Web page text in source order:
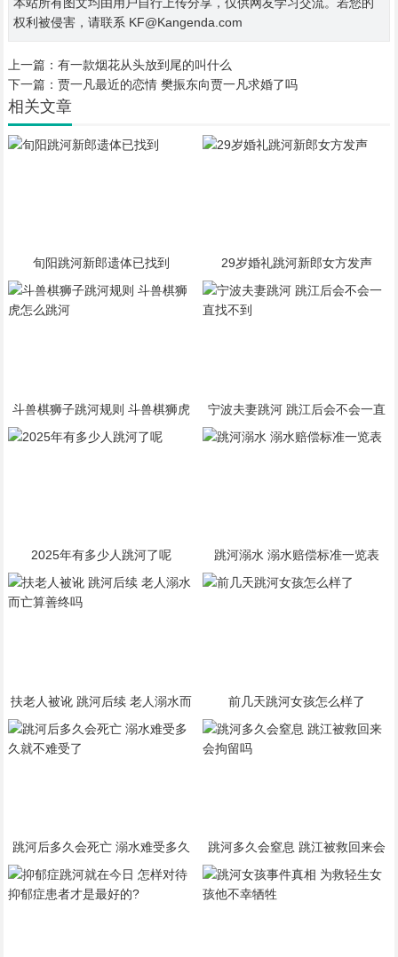
权利被侵害，请联系 KF@Kangenda.com
上一篇： 有一款烟花从头放到尾的叫什么
下一篇： 贾一凡最近的恋情 樊振东向贾一凡求婚了吗
相关文章
旬阳跳河新郎遗体已找到 29岁婚礼跳河新郎女方发声
斗兽棋狮子跳河规则 斗兽棋狮虎
宁波夫妻跳河 跳江后会不会一直
2025年有多少人跳河了呢 跳河溺水 溺水赔偿标准一览表
扶老人被讹 跳河后续 老人溺水而
前几天跳河女孩怎么样了
跳河后多久会死亡 溺水难受多久
就不难受了
跳河多久会窒息 跳江被救回来会
拘留吗